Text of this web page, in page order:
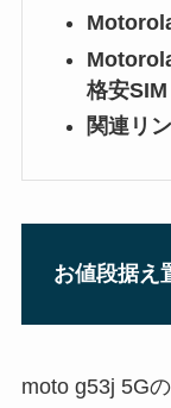
格安SIM
関連リ
お値段据え
moto g53j 5G